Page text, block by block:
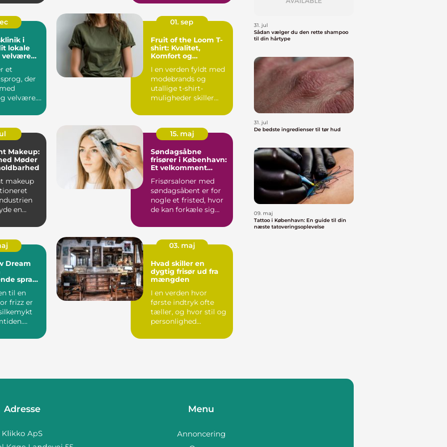
i
lokale
velvære
et
der
velvære. I
01. sep
Fruit of the Loom T-
shirt: Kvalitet,
Komfort og
I en verden fyldt med
modebrands og
utallige t-shirt-
muligheder skiller
shirt si...
Makeup:
Møder
makeup
en
15. maj
Søndagsåbne
frisører i København:
Et velkomment
Frisørsaloner med
søndagsåbent er for
nogle et fristed, hvor
de kan forkæle sig
Dream
spray,
til en
frizz er
03. maj
Hvad skiller en
dygtig frisør ud fra
mængden
I en verden hvor
første indtryk ofte
tæller, og hvor stil og
personlighed
gennem v...
31. jul
Sådan vælger du den rette shampoo
til din hårtype
31. jul
De bedste ingredienser til tør hud
09. maj
Tattoo i København: En guide til din
næste tatoveringsoplevelse
Adresse Menu
Annoncering